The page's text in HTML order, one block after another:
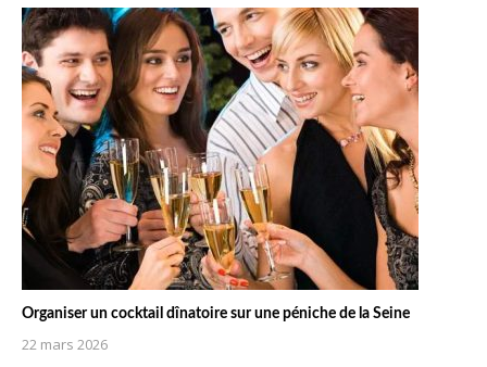
Organiser un cocktail dînatoire sur une péniche de la Seine
22 mars 2026